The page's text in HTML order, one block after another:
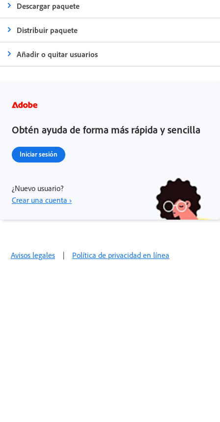
Descargar paquete
Distribuir paquete
Añadir o quitar usuarios
Obtén ayuda de forma más rápida y sencilla
Iniciar sesión
¿Nuevo usuario?
Crear una cuenta ›
Avisos legales | Política de privacidad en línea